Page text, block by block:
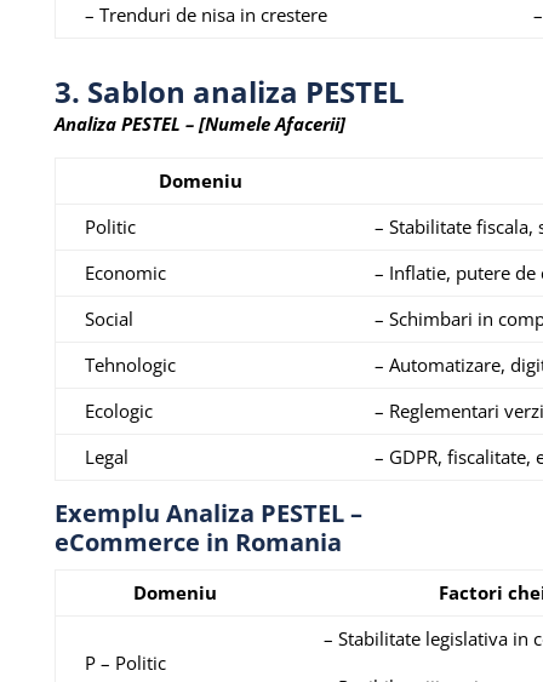
– Trenduri de nisa in crestere
3. Sablon analiza PESTEL
Analiza PESTEL – [Numele Afacerii]
Domeniu
Politic
– Stabilitate
Economic
– Inflatie, putere de
Social
– Schimbari in
Tehnologic
– Automatizare,
Ecologic
– Reglementari
Legal
– GDPR, fiscalitate,
Exemplu Analiza PESTEL –
eCommerce in Romania
Domeniu Factori
P – Politic
– Stabilitate legislativa in